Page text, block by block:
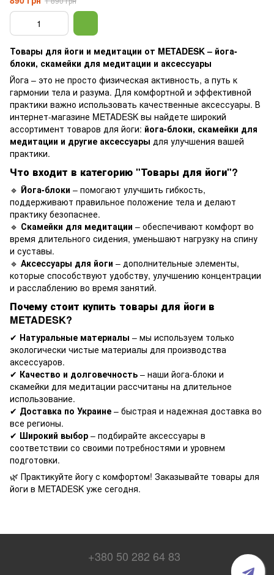
Товары для йоги и медитации от METADESK – йога-
блоки, скамейки для медитации и аксессуары
Йога – это не просто физическая активность, а путь к
гармонии тела и разума. Для комфортной и эффективной
практики важно использовать качественные аксессуары. В
интернет-магазине METADESK вы найдете широкий
ассортимент товаров для йоги: йога-блоки, скамейки для
медитации и другие аксессуары для улучшения вашей
практики.
Что входит в категорию "Товары для йоги"?
🔹 Йога-блоки – помогают улучшить гибкость,
поддерживают правильное положение тела и делают
практику безопаснее.
🔹 Скамейки для медитации – обеспечивают комфорт во
время длительного сидения, уменьшают нагрузку на спину
и суставы.
🔹 Аксессуары для йоги – дополнительные элементы,
которые способствуют удобству, улучшению концентрации
и расслаблению во время занятий.
Почему стоит купить товары для йоги в
METADESK?
✔ Натуральные материалы – мы используем только
экологически чистые материалы для производства
аксессуаров.
✔ Качество и долговечность – наши йога-блоки и
скамейки для медитации рассчитаны на длительное
использование.
✔ Доставка по Украине – быстрая и надежная доставка во
все регионы.
✔ Широкий выбор – подбирайте аксессуары в
соответствии со своими потребностями и уровнем
подготовки.
🌿 Практикуйте йогу с комфортом! Заказывайте товары для
йоги в METADESK уже сегодня.
+380 50 282 64 83